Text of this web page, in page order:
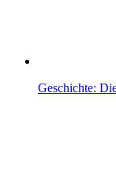
Geschichte: